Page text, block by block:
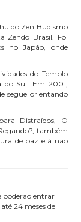
do Zen Budismo
Zendo Brasil. Foi
no Japão, onde
do Templo
do Sul. Em 2001,
segue orientando
Distraídos, O
também
de paz e à não
poderão entrar
24 meses de